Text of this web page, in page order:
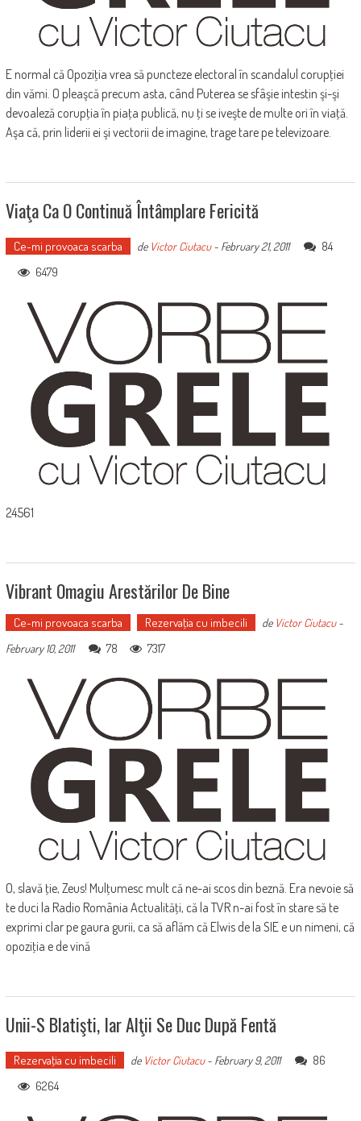
E normal că Opoziţia vrea să puncteze electoral în scandalul corupţiei
din vămi. O pleaşcă precum asta, când Puterea se sfâşie intestin şi-şi
devoaleză corupţia în piaţa publică, nu ţi se iveşte de multe ori în viaţă.
Aşa că, prin liderii ei şi vectorii de imagine, trage tare pe televizoare.
Viaţa Ca O Continuă Întâmplare Fericită
Ce-mi provoaca scarba de Victor Ciutacu- February 21, 2011
84
6479
24561
Vibrant Omagiu Arestărilor De Bine
Ce-mi provoaca scarba Rezervaţia cu imbecili de Victor Ciutacu-
February 10, 2011
78 7317
O, slavă ţie, Zeus! Mulţumesc mult că ne-ai scos din beznă. Era nevoie să
te duci la Radio România Actualităţi, că la TVR n-ai fost în stare să te
exprimi clar pe gaura gurii, ca să aflăm că Elwis de la SIE e un nimeni, că
opoziţia e de vină
Unii-S Blatişti, Iar Alţii Se Duc După Fentă
Rezervaţia cu imbecili de Victor Ciutacu- February 9, 2011
86
6264